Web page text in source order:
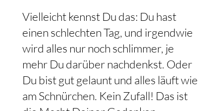
Vielleicht kennst Du das: Du hast
einen schlechten Tag, und irgendwie
wird alles nur noch schlimmer, je
mehr Du darüber nachdenkst. Oder
Du bist gut gelaunt und alles läuft wie
am Schnürchen. Kein Zufall! Das ist